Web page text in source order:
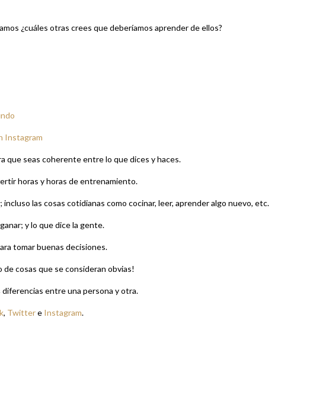
¿cuáles otras crees que deberíamos aprender de ellos?
Instagram
que seas coherente entre lo que dices y haces.
horas y horas de entrenamiento.
las cosas cotidianas como cocinar, leer, aprender algo nuevo, etc.
y lo que dice la gente.
tomar buenas decisiones.
cosas que se consideran obvias!
entre una persona y otra.
, Twittere Instagram.